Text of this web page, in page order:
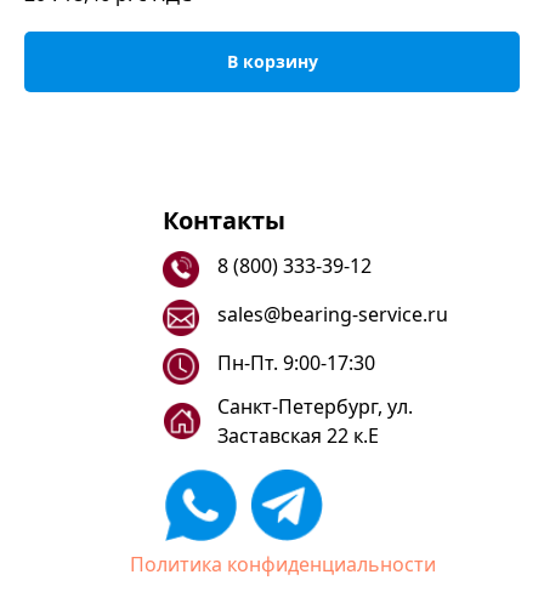
В корзину
Контакты
8 (800) 333-39-12
sales@bearing-service.ru
Санкт-Петербург, ул.
Заставская 22 к.Е
Пн-Пт. 9:00-17:30
Политика конфиденциальности